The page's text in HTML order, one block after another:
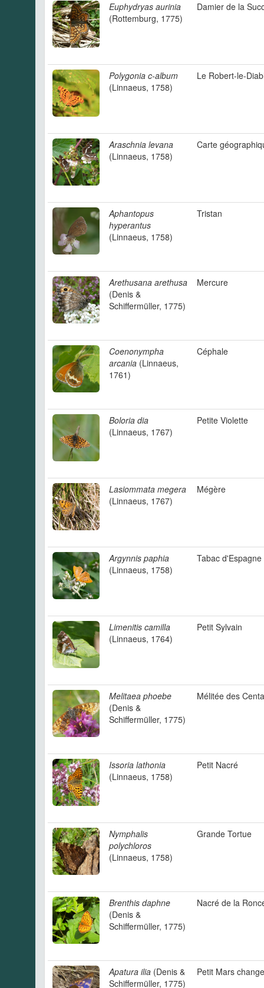
Euphydryas aurinia
(Rottemburg, 1775)
Damier de la
Polygonia c-album
(Linnaeus, 1758)
Le Robert-le-
Araschnia levana
(Linnaeus, 1758)
Carte
Aphantopus
hyperantus
(Linnaeus, 1758)
Tristan
Arethusana arethusa
(Denis &
Schiffermüller, 1775)
Mercure
Coenonympha
arcania (Linnaeus,
1761)
Céphale
Boloria dia
(Linnaeus, 1767)
Petite Violette
Lasiommata megera
(Linnaeus, 1767)
Mégère
Argynnis paphia
(Linnaeus, 1758)
Tabac d'Espagne
Limenitis camilla
(Linnaeus, 1764)
Petit Sylvain
Melitaea phoebe
(Denis &
Schiffermüller, 1775)
Mélitée des
Issoria lathonia
(Linnaeus, 1758)
Petit Nacré
Nymphalis
polychloros
(Linnaeus, 1758)
Grande Tortue
Brenthis daphne
(Denis &
Schiffermüller, 1775)
Nacré de la
Apatura ilia (Denis &
Schiffermüller, 1775)
Petit Mars